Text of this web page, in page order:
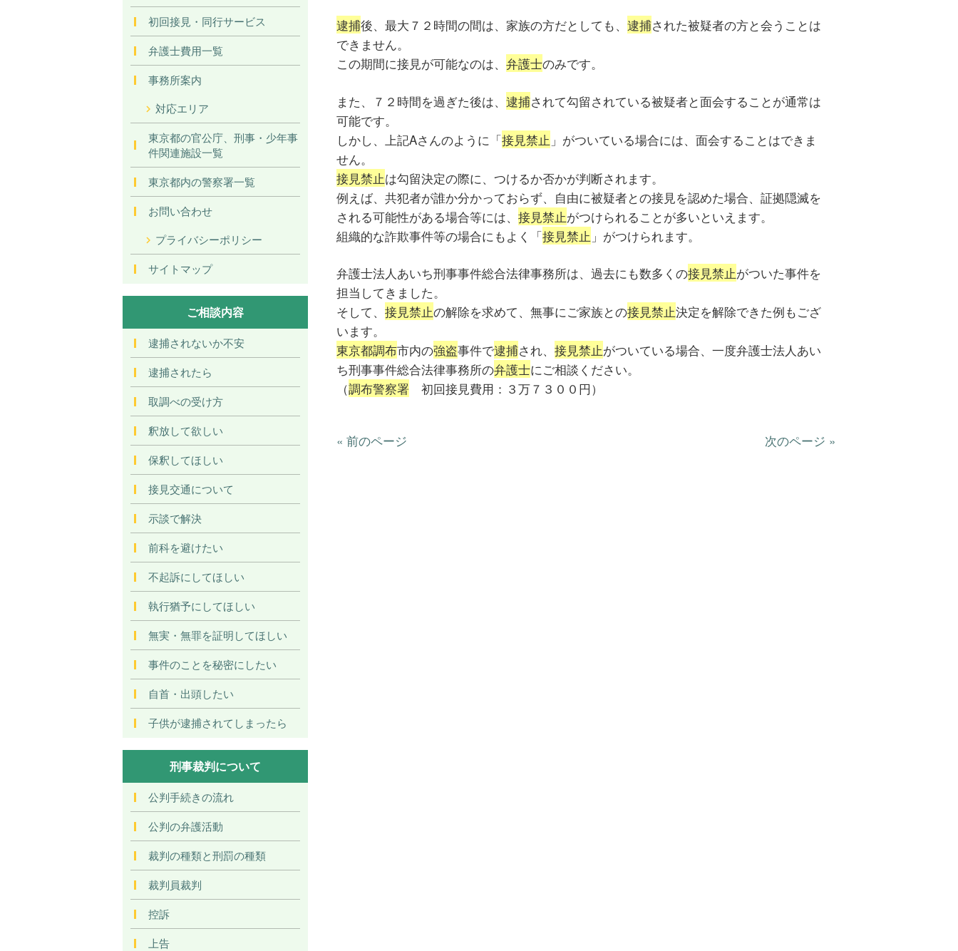
逮捕後、最大７２時間の間は、家族の方だとしても、 逮捕された被疑者の方と会うことは
できません。
この期間に接見が可能なのは、 弁護士のみです。
また、７２時間を過ぎた後は、 逮捕されて勾留されている被疑者と面会することが通常は
可能です。
しかし、上記Aさんのように「接見禁止 」がついている場合には、面会することはできま
せん。
接見禁止は勾留決定の際に、つけるか否かが判断されます。
例えば、共犯者が誰か分かっておらず、自由に被疑者との接見を認めた場合、証拠隠滅を
される可能性がある場合等には、 接見禁止がつけられることが多いといえます。
組織的な詐欺事件等の場合にもよく「接見禁止 」がつけられます。
弁護士法人あいち刑事事件総合法律事務所は、過去にも数多くの接見禁止がついた事件を
担当してきました。
そして、 接見禁止の解除を求めて、無事にご家族との接見禁止決定を解除できた例もござ
います。
東京都調布市内の強盗事件で逮捕され、 接見禁止がついている場合、一度弁護士法人あい
ち刑事事件総合法律事務所の弁護士にご相談ください。
（調布警察署 初回接見費用：３万７３００円）
« 前のページ 次のページ »
初回接見・同行サービス
弁護士費用一覧
事務所案内
対応エリア
東京都の官公庁、刑事・少年事
件関連施設一覧
東京都内の警察署一覧
お問い合わせ
プライバシーポリシー
サイトマップ
ご相談内容
逮捕されないか不安
逮捕されたら
取調べの受け方
釈放して欲しい
保釈してほしい
接見交通について
示談で解決
前科を避けたい
不起訴にしてほしい
執行猶予にしてほしい
無実・無罪を証明してほしい
事件のことを秘密にしたい
自首・出頭したい
子供が逮捕されてしまったら
刑事裁判について
公判手続きの流れ
公判の弁護活動
裁判の種類と刑罰の種類
裁判員裁判
控訴
上告